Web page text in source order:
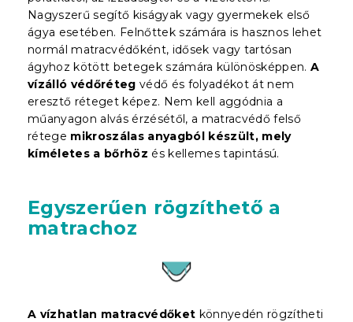
Nagyszerű segítő kiságyak vagy gyermekek első
ágya esetében. Felnőttek számára is hasznos lehet
normál matracvédőként, idősek vagy tartósan
ágyhoz kötött betegek számára különösképpen.A
vízálló védőréteg védő és folyadékot át nem
eresztő réteget képez. Nem kell aggódnia a
műanyagon alvás érzésétől, a matracvédő felső
rétege mikroszálas anyagból készült, mely
kíméletes a bőrhöz és kellemes tapintású.
Egyszerűen rögzíthető a
matrachoz
A vízhatlan matracvédőket könnyedén rögzítheti